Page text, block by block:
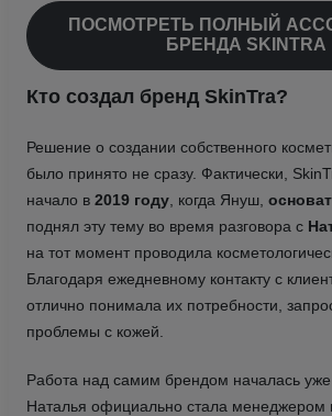
ПОСМОТРЕТЬ ПОЛНЫЙ
БРЕНДА SKINTRA
Кто создал бренд SkinTra?
Решение о создании собственного
было принято не сразу. Фактически,
начало в 2019 году, когда Януш,
поднял эту тему во время разговора с
на тот момент проводила
Благодаря ежедневному контакту с
отлично понимала их потребности,
проблемы с кожей.
Работа над самим брендом началась уже
Наталья официально стала менеджером